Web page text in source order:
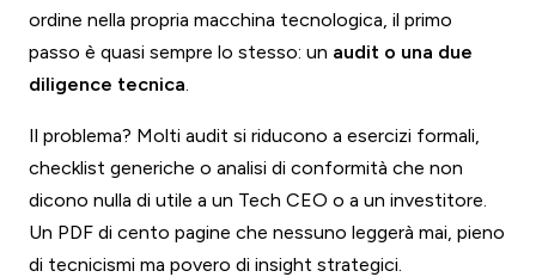
ordine nella propria macchina tecnologica, il primo
passo è quasi sempre lo stesso: un audit o una due
diligence tecnica
Il problema? Molti audit si riducono a esercizi formali,
checklist generiche o analisi di conformità che non
dicono nulla di utile a un Tech CEO o a un investitore.
Un PDF di cento pagine che nessuno leggerà mai, pieno
di tecnicismi ma povero di insight strategici.